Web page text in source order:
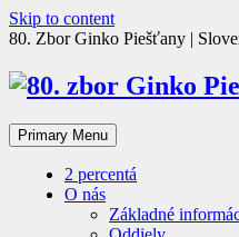
Skip to content
80. Zbor Ginko Piešťany |
Primary Menu
2 percentá
O nás
Základné